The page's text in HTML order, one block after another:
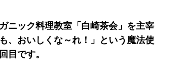
ニック料理教室「白崎茶会」を主宰
、おいしくな～れ！」という魔法使
目です。